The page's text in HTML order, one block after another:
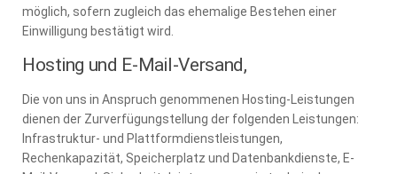
möglich, sofern zugleich das ehemalige Bestehen einer
Einwilligung bestätigt wird.
Hosting und E-Mail-Versand,
Die von uns in Anspruch genommenen Hosting-Leistungen
dienen der Zurverfügungstellung der folgenden Leistungen:
Infrastruktur- und Plattformdienstleistungen,
Rechenkapazität, Speicherplatz und Datenbankdienste, E-